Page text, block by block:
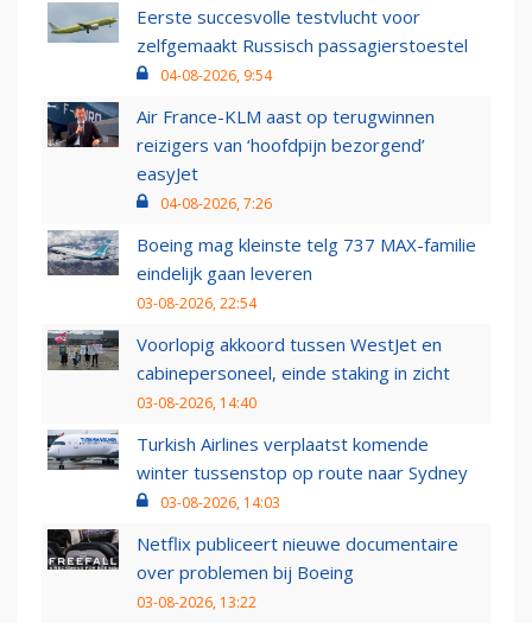
Eerste succesvolle testvlucht voor
zelfgemaakt Russisch passagierstoestel
04-08-2026, 9:54
Air France-KLM aast op terugwinnen
reizigers van ‘hoofdpijn bezorgend’
easyJet
04-08-2026, 7:26
Boeing mag kleinste telg 737 MAX-familie
eindelijk gaan leveren
03-08-2026, 22:54
Voorlopig akkoord tussen WestJet en
cabinepersoneel, einde staking in zicht
03-08-2026, 14:40
Turkish Airlines verplaatst komende
winter tussenstop op route naar Sydney
03-08-2026, 14:03
Netflix publiceert nieuwe documentaire
over problemen bij Boeing
03-08-2026, 13:22